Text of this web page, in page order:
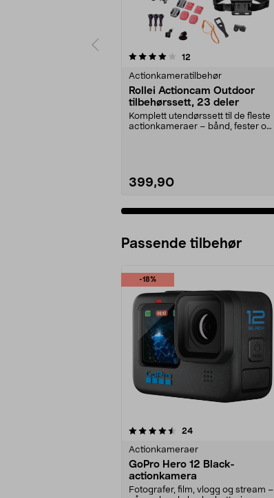
12
Actionkameratilbehør
Rollei Actioncam Outdoor
tilbehørssett, 23 deler
Komplett utendørssett til de fleste
actionkameraer – bånd, fester og
399,90
4.5 av 5 stjerner
Passende tilbehør
-18%
24anmeldelser
Actionkameraer
GoPro Hero 12 Black-
actionkamera
Fotografer, film, vlogg og stream –
5.0av 5 stjerner